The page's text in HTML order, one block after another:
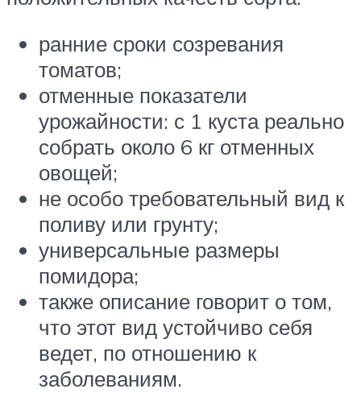
ранние сроки созревания
томатов;
отменные показатели
урожайности: с 1 куста реально
собрать около 6 кг отменных
овощей;
не особо требовательный вид к
поливу или грунту;
универсальные размеры
помидора;
также описание говорит о том,
что этот вид устойчиво себя
ведет, по отношению к
заболеваниям.